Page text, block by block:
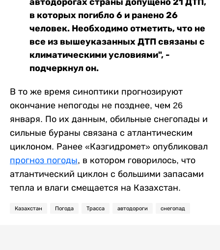
в которых погибло 6 и ранено 26
человек. Необходимо отметить, что не
все из вышеуказанных ДТП связаны с
климатическими условиями", -
подчеркнул он.
В то же время синоптики прогнозируют
окончание непогоды не позднее, чем 26
января. По их данным, обильные снегопады и
сильные бураны связана с атлантическим
циклоном. Ранее «Казгидромет» опубликовал
прогноз погоды, в котором говорилось, что
атлантический циклон с большими запасами
тепла и влаги смещается на Казахстан.
Казахстан Погода Трасса автодороги снегопад